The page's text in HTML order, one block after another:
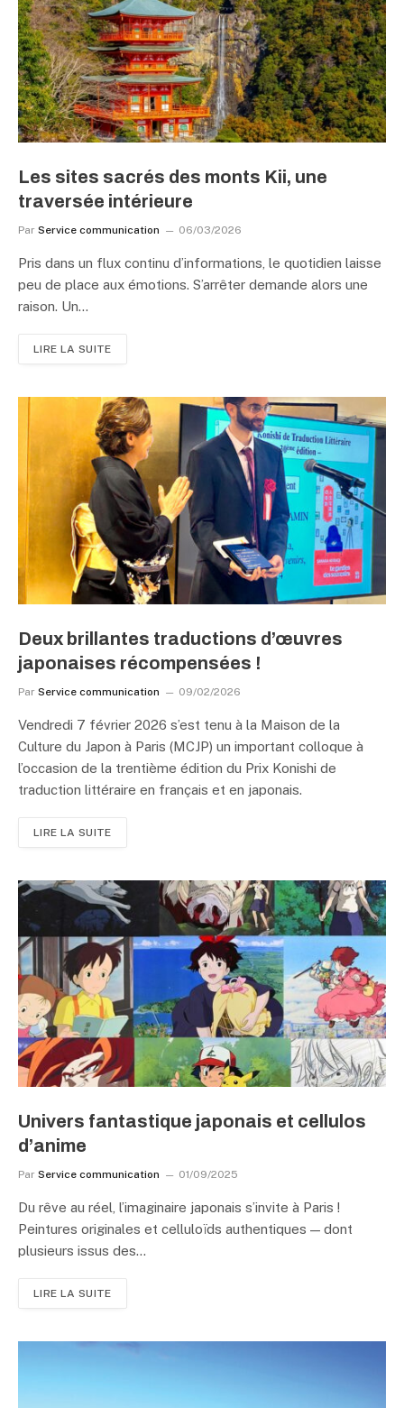
Les sites sacrés des monts Kii, une
traversée intérieure
Par Service communication 06/03/2026
Pris dans un flux continu d’informations, le quotidien laisse
peu de place aux émotions. S’arrêter demande alors une
raison. Un…
LIRE LA SUITE
Deux brillantes traductions d’œuvres
japonaises récompensées !
Par Service communication 09/02/2026
Vendredi 7 février 2026 s’est tenu à la Maison de la
Culture du Japon à Paris (MCJP) un important colloque à
l’occasion de la trentième édition du Prix Konishi de
traduction littéraire en français et en japonais.
LIRE LA SUITE
Univers fantastique japonais et cellulos
d’anime
Par Service communication 01/09/2025
Du rêve au réel, l’imaginaire japonais s’invite à Paris !
Peintures originales et celluloïds authentiques — dont
plusieurs issus des…
LIRE LA SUITE